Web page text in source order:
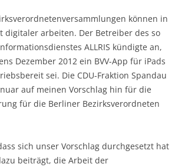
können in
digitaler arbeiten. Der Betreiber des so
ALLRIS kündigte an,
Dezember 2012 ein BVV-App für iPads
sei. Die CDU-Fraktion Spandau
auf meinen Vorschlag hin für die
für die Berliner Bezirksverordneten
sich unser Vorschlag durchgesetzt hat
beiträgt, die Arbeit der